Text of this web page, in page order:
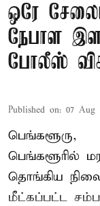
ஒரே
நேபாள
போலீஸ்
Published on: 07 Aug
பெங்களூரு,
பெங்களூரில்
தொங்கிய
மீட்கப்பட்ட